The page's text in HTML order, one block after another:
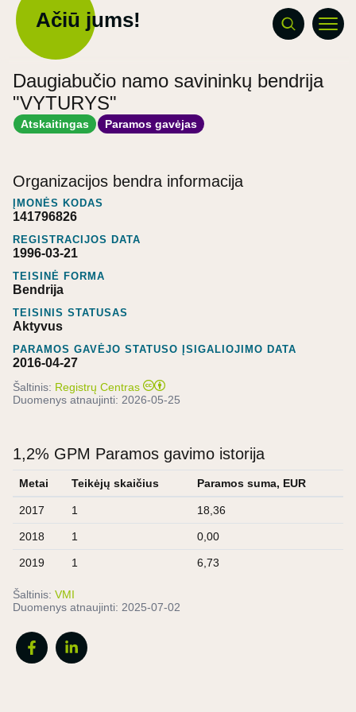
Ačiū jums!
Daugiabučio namo savininkų bendrija
"VYTURYS"
Atskaitingas Paramos gavėjas
Organizacijos bendra informacija
ĮMONĖS KODAS
141796826
REGISTRACIJOS DATA
1996-03-21
TEISINĖ FORMA
Bendrija
TEISINIS STATUSAS
Aktyvus
PARAMOS GAVĖJO STATUSO ĮSIGALIOJIMO DATA
2016-04-27
Šaltinis: Registrų Centras
Duomenys atnaujinti: 2026-05-25
1,2% GPM Paramos gavimo istorija
Metai Teikėjų skaičius Paramos suma, EUR
2017 1 18,36
2018 1 0,00
2019 1 6,73
Šaltinis: VMI
Duomenys atnaujinti: 2025-07-02